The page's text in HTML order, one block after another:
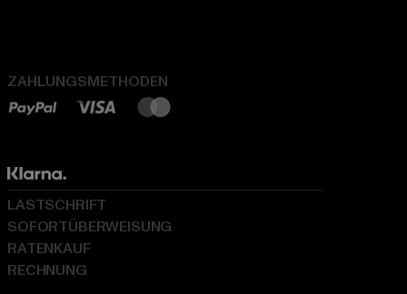
ZAHLUNGSMETHODEN
LASTSCHRIFT
SOFORTÜBERWEISUNG
RATENKAUF
RECHNUNG